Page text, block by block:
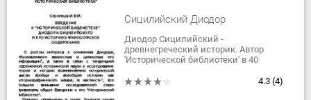
Сицилийский Диодор
Диодор Сицилийский -
древнегреческий историк. Автор
'Исторической библиотеки' в 40
сведения по истории, философии,
4.3 (4)